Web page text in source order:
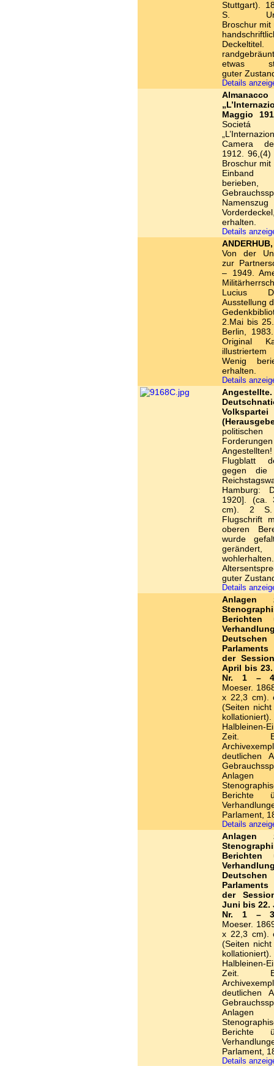
Stuttgart).
S.
Broschur mit
etwas
guter
Details
Maggio
Societá
Camera
1912. 96,(4)
Broschur mit
erhalten.
Details
Von der
zur
– 1949.
Lucius
Ausstellung
2.Mai bis
Berlin,
Original
illustriertem
Wenig
erhalten.
Details
Volkspartei
politischen
Flugblatt
gegen die
Hamburg:
1920]. (ca.
cm). 2 S.
Flugschrift
oberen
wurde
wohlerhalten.
guter
Details
Anlagen
Berichten
der
April bis 23.
Nr. 1 –
Moeser.
x 22,3 cm).
(Seiten nicht
Halbleinen-
Zeit.
deutlichen
Anlagen
Berichte
Parlament,
Details
Anlagen
Berichten
der
Juni bis 22.
Nr. 1 –
Moeser.
x 22,3 cm).
(Seiten nicht
Halbleinen-
Zeit.
deutlichen
Anlagen
Berichte
Parlament,
Details